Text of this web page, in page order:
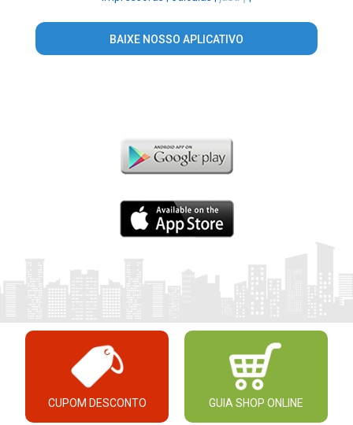
BAIXE NOSSO APLICATIVO
CUPOM DESCONTO GUIA SHOP ONLINE